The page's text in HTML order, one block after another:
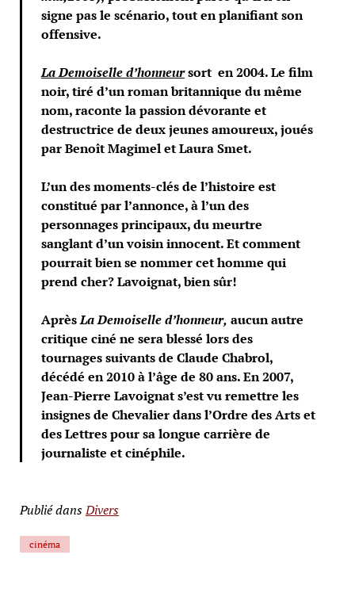
signe pas le scénario, tout en planifiant son
offensive.
La Demoiselle d’honneursort en 2004. Le film
noir, tiré d’un roman britannique du même
nom, raconte la passion dévorante et
destructrice de deux jeunes amoureux, joués
par Benoît Magimel et Laura Smet.
L’un des moments-clés de l’histoire est
constitué par l’annonce, à l’un des
personnages principaux, du meurtre
sanglant d’un voisin innocent. Et comment
pourrait bien se nommer cet homme qui
prend cher? Lavoignat, bien sûr!
AprèsLa Demoiselle d’honneur, aucun autre
critique ciné ne sera blessé lors des
tournages suivants de Claude Chabrol,
décédé en 2010 à l’âge de 80 ans. En 2007,
Jean-Pierre Lavoignat s’est vu remettre les
insignes de Chevalier dans l’Ordre des Arts et
des Lettres pour sa longue carrière de
journaliste et cinéphile.
Publié dansDivers
cinéma